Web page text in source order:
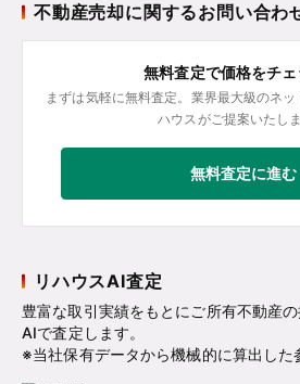
不動産売却に関するお問い合わ
無料査定で価格をチェ
まずは気軽に無料査定。業界最大級のネ
ハウスがご提案いたしま
無料査定に進む
リハウスAI査定
豊富な取引実績をもとにご所有不動産
AIで査定します。
※当社保有データから機械的に算出した